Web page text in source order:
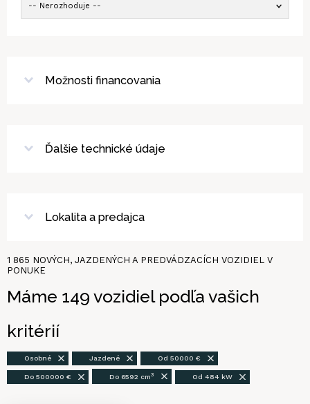
-- Nerozhoduje --
Možnosti financovania
Ďalšie technické údaje
Lokalita a predajca
1 865 NOVÝCH, JAZDENÝCH A PREDVÁDZACÍCH VOZIDIEL V
PONUKE
Máme 149 vozidielpodľa vašich
kritérií
Osobné Jazdené Od 50000 €
Do 500000 € Do 6592 cm3 Od 484 kW